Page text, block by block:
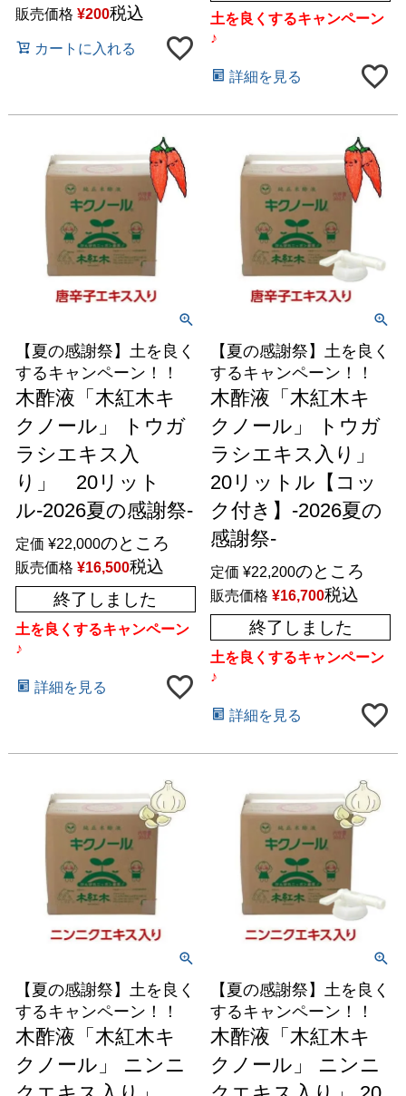
販売価格 ¥200税込
カートに入れる
土を良くするキャンペーン
♪
詳細を見る
【夏の感謝祭】土を良く
するキャンペーン！！
木酢液「木紅木キ
クノール」 トウガ
ラシエキス入
り」 20リット
ル-2026夏の感謝祭-
定価 ¥22,000のところ
販売価格 ¥16,500税込
終了しました
土を良くするキャンペーン
♪
詳細を見る
【夏の感謝祭】土を良く
するキャンペーン！！
木酢液「木紅木キ
クノール」 トウガ
ラシエキス入り」
20リットル【コッ
ク付き】-2026夏の
感謝祭-
定価 ¥22,200のところ
販売価格 ¥16,700税込
終了しました
土を良くするキャンペーン
♪
詳細を見る
【夏の感謝祭】土を良く
するキャンペーン！！
木酢液「木紅木キ
クノール」 ニンニ
【夏の感謝祭】土を良く
するキャンペーン！！
木酢液「木紅木キ
クノール」 ニンニ